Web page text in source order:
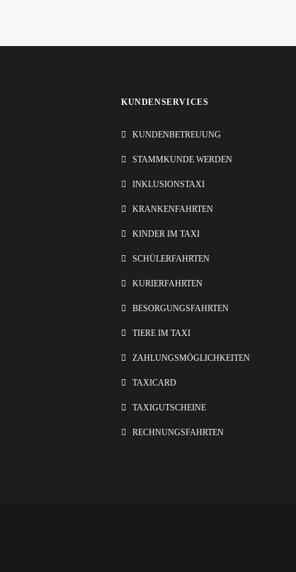
KUNDENSERVICES
KUNDENBETREUUNG
STAMMKUNDE WERDEN
INKLUSIONSTAXI
KRANKENFAHRTEN
KINDER IM TAXI
SCHÜLERFAHRTEN
KURIERFAHRTEN
BESORGUNGSFAHRTEN
TIERE IM TAXI
ZAHLUNGSMÖGLICHKEITEN
TAXICARD
TAXIGUTSCHEINE
RECHNUNGSFAHRTEN